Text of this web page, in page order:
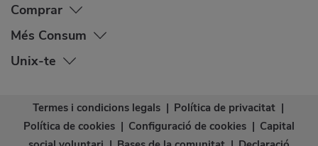
Comprar
Més Consum
Unix-te
Termes i condicions legals | Política de privacitat |
Política de cookies | Configuració de cookies | Capital